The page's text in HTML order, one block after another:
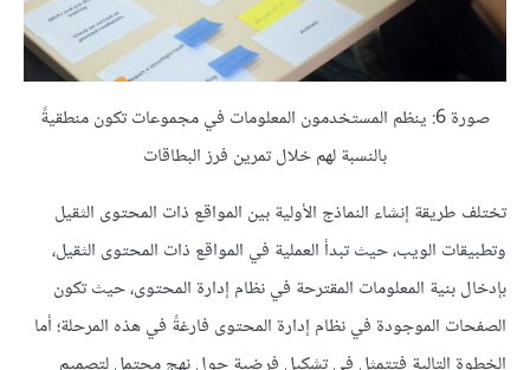
صورة 6: ينظم المستخدمون المعلومات في مجموعات تكون منطقيةً
بالنسبة لهم خلال تمرين فرز البطاقات
تختلف طريقة إنشاء النماذج الأولية بين المواقع ذات المحتوى الثقيل
وتطبيقات الويب، حيث تبدأ العملية في المواقع ذات المحتوى الثقيل،
بإدخال بنية المعلومات المقترحة في نظام إدارة المحتوى، حيث تكون
الصفحات الموجودة في نظام إدارة المحتوى فارغةً في هذه المرحلة؛ أما